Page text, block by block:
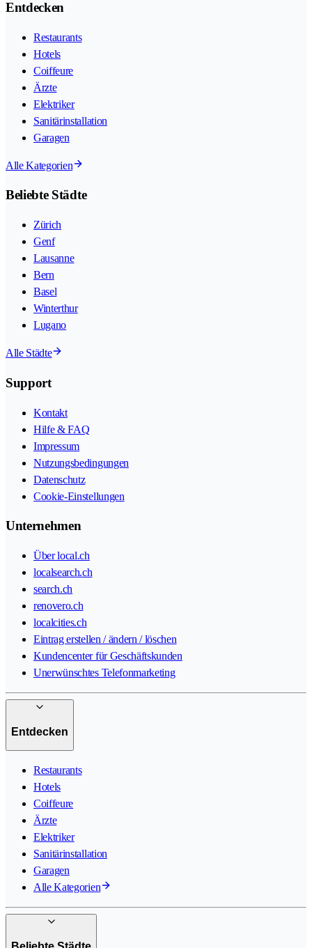
Entdecken
Restaurants
Hotels
Coiffeure
Ärzte
Elektriker
Sanitärinstallation
Garagen
Alle Kategorien
Beliebte Städte
Zürich
Genf
Lausanne
Bern
Basel
Winterthur
Lugano
Alle Städte
Support
Kontakt
Hilfe & FAQ
Impressum
Nutzungsbedingungen
Datenschutz
Cookie-Einstellungen
Unternehmen
Über local.ch
localsearch.ch
search.ch
renovero.ch
localcities.ch
Eintrag erstellen / ändern / löschen
Kundencenter für Geschäftskunden
Unerwünschtes Telefonmarketing
Entdecken
Restaurants
Hotels
Coiffeure
Ärzte
Elektriker
Sanitärinstallation
Garagen
Alle Kategorien